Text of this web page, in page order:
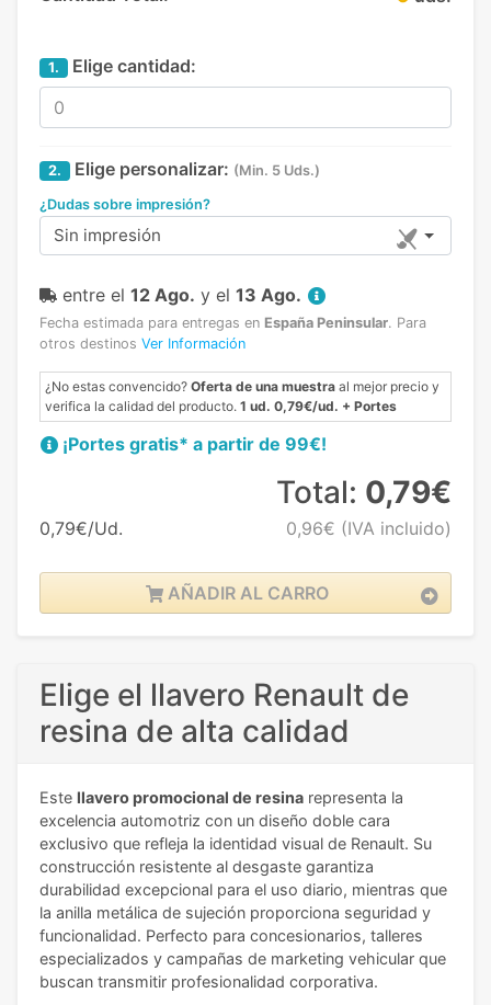
1. Elige cantidad:
2. Elige personalizar: (Min. 5 Uds.)
¿Dudas sobre impresión?
Sin impresión
entre el 12 Ago. y el 13 Ago.
Fecha estimada para entregas en España Peninsular. Para
otros destinos Ver Información
¿No estas convencido? Oferta de una muestra al mejor precio y
verifica la calidad del producto. 1 ud. 0,79€/ud. + Portes
¡Portes gratis* a partir de 99€!
0,79€/Ud.
Total: 0,79€
0,96€ (IVA incluido)
AÑADIR AL CARRO
Elige el llavero Renault de
resina de alta calidad
Este llavero promocional de resina representa la
excelencia automotriz con un diseño doble cara
exclusivo que refleja la identidad visual de Renault. Su
construcción resistente al desgaste garantiza
durabilidad excepcional para el uso diario, mientras que
la anilla metálica de sujeción proporciona seguridad y
funcionalidad. Perfecto para concesionarios, talleres
especializados y campañas de marketing vehicular que
buscan transmitir profesionalidad corporativa.